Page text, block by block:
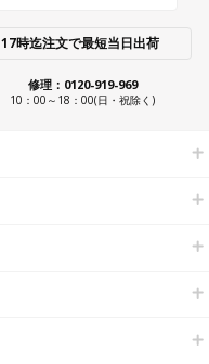
17時迄注文で最短当日出荷
修理：0120-919-969
10：00～18：00(日・祝除く)